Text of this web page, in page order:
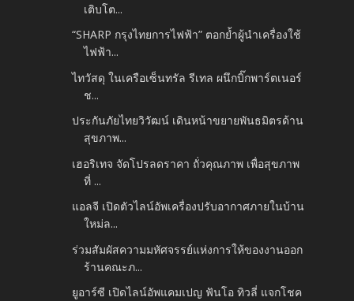
เติบโต...
“SHARP กรุงไทยการไฟฟ้า” ตอกย้ำผู้นำเครื่องใช้
ไฟฟ้า...
ไทวัสดุ ในเครือเซ็นทรัล รีเทล ผนึกบิ๊กพาร์ตเนอร์
ช...
ประกันภัยไทยวิวัฒน์ เดินหน้าขยายพันธมิตรด้าน
สุขภาพ...
เฮอริเทจ จัดโปรลดราคา ถั่วคุณภาพ เพื่อสุขภาพ
ที่ ...
แอลจี เปิดตัวไลน์อัพเครื่องปรับอากาศภายในบ้าน
ใหม่ล...
ร่วมสัมผัสความมหัศจรรย์แห่งการให้ของงานออก
ร้านคณะภ...
ยูอาร์ซี เปิดไลน์อัพแคมเปญ ฟันโอ ทิวลี่ แจกโชค